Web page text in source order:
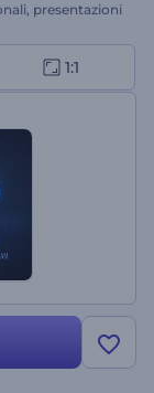
presentazioni
1:1